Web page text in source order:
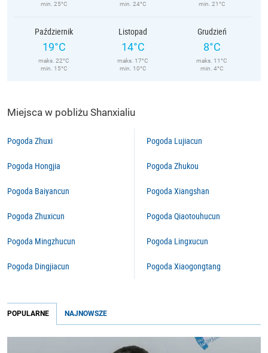
min. 25°C
min. 24°C
min. 21°C
Październik
19°C
maks. 22°C
min. 15°C
Listopad
14°C
maks. 17°C
min. 10°C
Grudzień
8°C
maks. 11°C
min. 4°C
Miejsca w pobliżu Shanxialiu
Pogoda Zhuxi
Pogoda Hongjia
Pogoda Baiyancun
Pogoda Zhuxicun
Pogoda Mingzhucun
Pogoda Dingjiacun
Pogoda Lujiacun
Pogoda Zhukou
Pogoda Xiangshan
Pogoda Qiaotouhucun
Pogoda Lingxucun
Pogoda Xiaogongtang
POPULARNE NAJNOWSZE